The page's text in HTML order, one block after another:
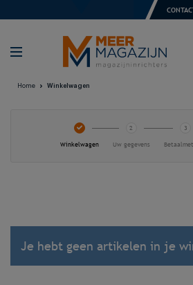
Home Winkelwagen
Winkelwagen Uw gegevens
Je hebt geen artikelen in je